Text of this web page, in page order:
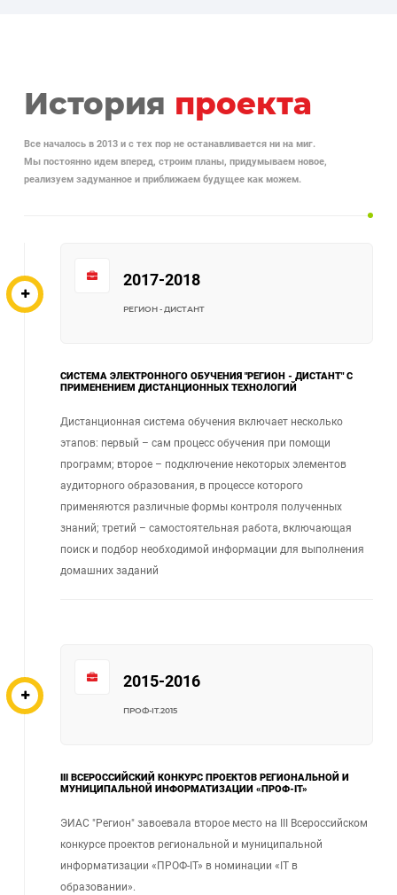
История проекта
Все началось в 2013 и с тех пор не останавливается ни на миг.
Мы постоянно идем вперед, строим планы, придумываем новое,
реализуем задуманное и приближаем будущее как можем.
2017-2018
РЕГИОН - ДИСТАНТ
СИСТЕМА ЭЛЕКТРОННОГО ОБУЧЕНИЯ "РЕГИОН - ДИСТАНТ" С
ПРИМЕНЕНИЕМ ДИСТАНЦИОННЫХ ТЕХНОЛОГИЙ
Дистанционная система обучения включает несколько
этапов: первый – сам процесс обучения при помощи
программ; второе – подключение некоторых элементов
аудиторного образования, в процессе которого
применяются различные формы контроля полученных
знаний; третий – самостоятельная работа, включающая
поиск и подбор необходимой информации для выполнения
домашних заданий
2015-2016
ПРОФ-IT.2015
III ВСЕРОССИЙСКИЙ КОНКУРС ПРОЕКТОВ РЕГИОНАЛЬНОЙ И
МУНИЦИПАЛЬНОЙ ИНФОРМАТИЗАЦИИ «ПРОФ-IT»
ЭИАС "Регион" завоевала второе место на III Всероссийском
конкурсе проектов региональной и муниципальной
информатизации «ПРОФ-IT» в номинации «IT в
образовании».